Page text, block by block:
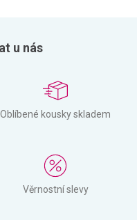
u nás
Oblíbené kousky skladem
Věrnostní slevy